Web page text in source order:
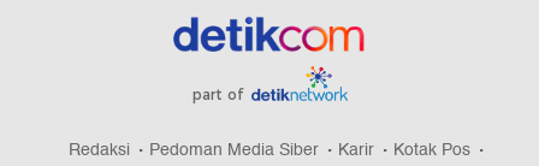
part of
Redaksi Pedoman Media Siber Karir
Kotak Pos